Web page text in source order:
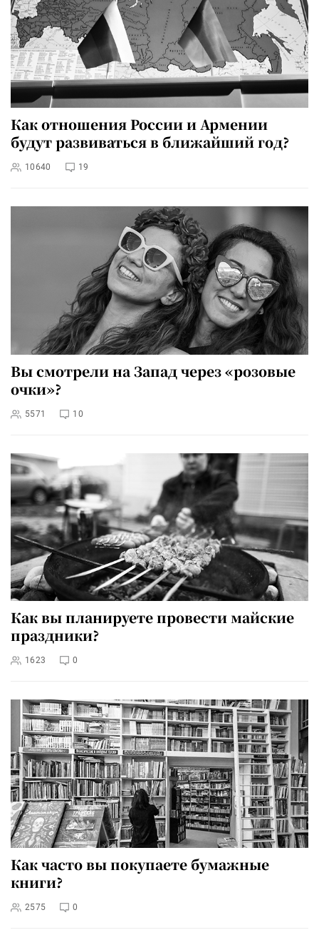
Как отношения России и Армении
будут развиваться в ближайший год?
10640 19
Вы смотрели на Запад через «розовые
очки»?
5571 10
Как вы планируете провести майские
праздники?
1623 0
Как часто вы покупаете бумажные
книги?
2575 0